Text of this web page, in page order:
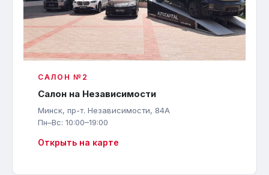
САЛОН №2
Салон на Независимости
Минск, пр-т. Независимости, 84А
Пн–Вс: 10:00–19:00
Открыть на карте